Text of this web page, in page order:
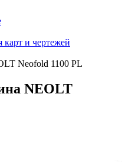
и чертежей
Neofold 1100 PL
NEOLT